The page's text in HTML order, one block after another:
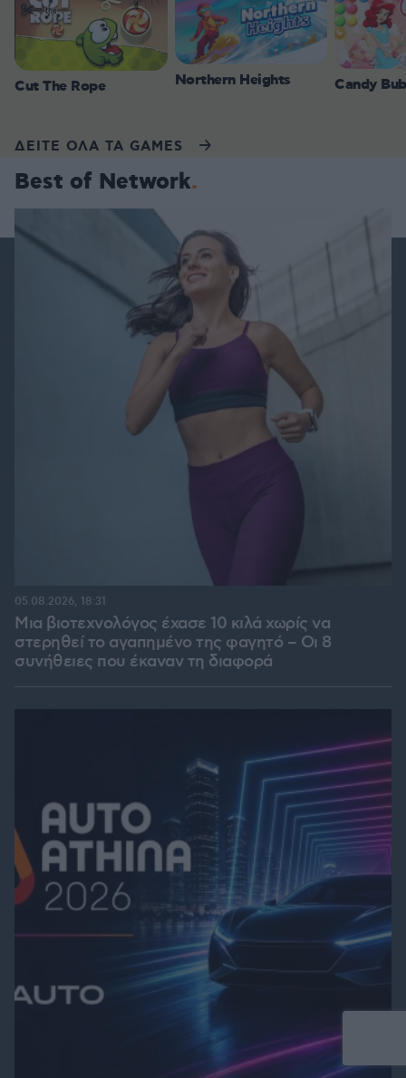
Cut The Rope Northern Heights Candy
ΔΕΙΤΕ ΟΛΑ ΤΑ GAMES
Best of Network
Μια βιοτεχνολόγος έχασε 10 κιλά χωρίς να
στερηθεί το αγαπημένο της φαγητό – Οι 8
συνήθειες που έκαναν τη διαφορά
05.08.2026, 18:31